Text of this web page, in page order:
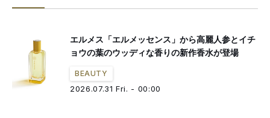
#クリスティーヌ・ナジェル
#オードパルファム
エルメス「エルメッセンス」から高麗人参とイチ
ョウの葉のウッディな香りの新作香水が登場
BEAUTY
2026.07.31 Fri. - 00:00